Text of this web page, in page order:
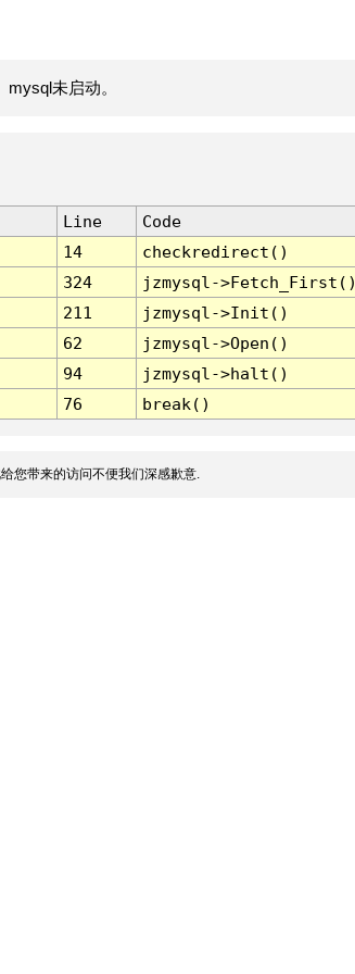
未启动。
Line
Code
14
checkredirect()
324
jzmysql-
211
jzmysql->Init()
62
jzmysql->Open()
94
jzmysql->halt()
76 break()
您带来的访问不便我们深感歉意.